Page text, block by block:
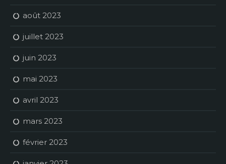
août 2023
juillet 2023
juin 2023
mai 2023
avril 2023
mars 2023
février 2023